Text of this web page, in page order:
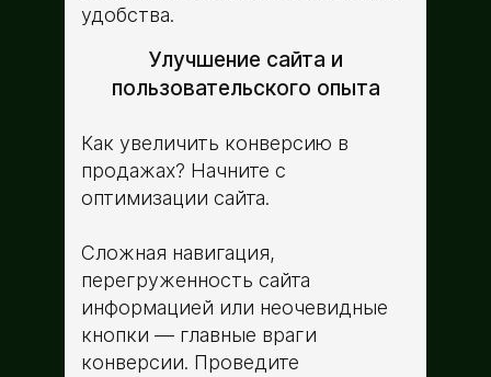
удобства.
Улучшение сайта и
пользовательского опыта
Как увеличить конверсию в
продажах? Начните с
оптимизации сайта.
Сложная навигация,
перегруженность сайта
информацией или неочевидные
кнопки — главные враги
конверсии. Проведите